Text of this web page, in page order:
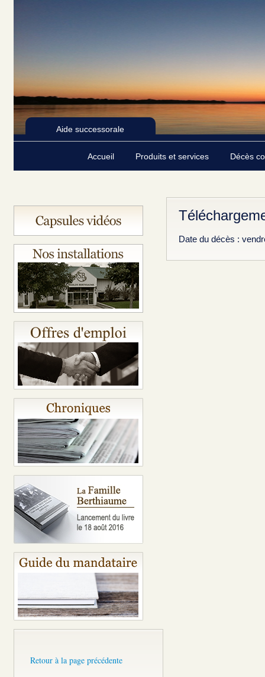
Aide successorale
Accueil Produits et services Décès
Retour à la page précédente
Date du décès :